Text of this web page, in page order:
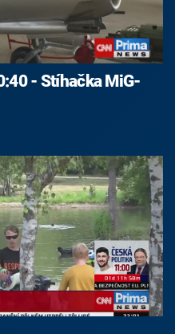
- Stíhačka MiG-